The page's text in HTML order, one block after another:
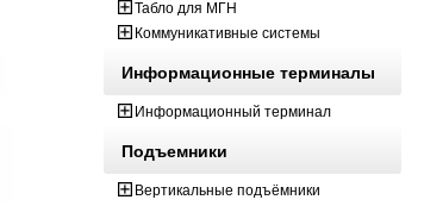
Табло для МГН
Коммуникативные системы
Информационные терминалы
Информационный терминал
Подъемники
Вертикальные подъёмники